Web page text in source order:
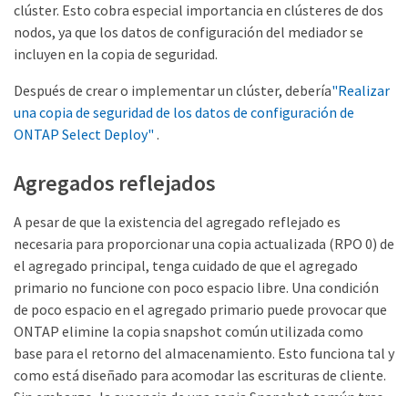
clúster. Esto cobra especial importancia en clústeres de dos
nodos, ya que los datos de configuración del mediador se
incluyen en la copia de seguridad.
Después de crear o implementar un clúster, debería"Realizar
una copia de seguridad de los datos de configuración de
ONTAP Select Deploy" .
Agregados reflejados
A pesar de que la existencia del agregado reflejado es
necesaria para proporcionar una copia actualizada (RPO 0) de
el agregado principal, tenga cuidado de que el agregado
primario no funcione con poco espacio libre. Una condición
de poco espacio en el agregado primario puede provocar que
ONTAP elimine la copia snapshot común utilizada como
base para el retorno del almacenamiento. Esto funciona tal y
como está diseñado para acomodar las escrituras de cliente.